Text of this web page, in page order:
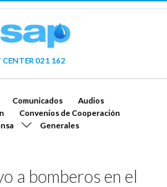
021 162
Comunicados
Audios
Convenios de Cooperación
Generales
a bomberos en el